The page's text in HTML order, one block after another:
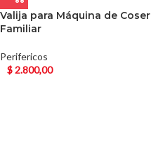
Valija para Máquina de Coser
Familiar
Perifericos
$2.800,00